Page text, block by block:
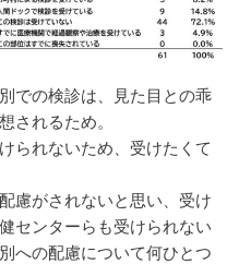
での検診は、見た目との乖
されるため。
られないため、受けたくて
慮がされないと思い、受け
センターらも受けられない
への配慮について何ひとつ